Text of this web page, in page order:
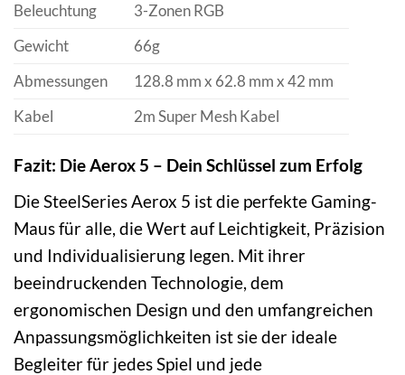
Beleuchtung
3-Zonen RGB
Gewicht
66g
Abmessungen
128.8 mm x 62.8 mm x 42 mm
Kabel
2m Super Mesh Kabel
Fazit: Die Aerox 5 – Dein Schlüssel zum Erfolg
Die SteelSeries Aerox 5 ist die perfekte Gaming-
Maus für alle, die Wert auf Leichtigkeit, Präzision
und Individualisierung legen. Mit ihrer
beeindruckenden Technologie, dem
ergonomischen Design und den umfangreichen
Anpassungsmöglichkeiten ist sie der ideale
Begleiter für jedes Spiel und jede